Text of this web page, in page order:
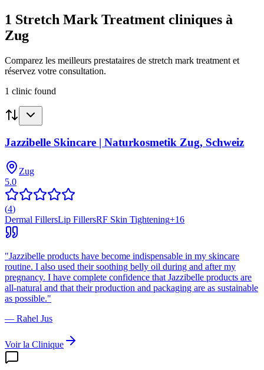
1 Stretch Mark Treatment cliniques à
Zug
Comparez les meilleurs prestataires de stretch mark treatment et
réservez votre consultation.
1 clinic found
Jazzibelle Skincare | Naturkosmetik Zug, Schweiz
Zug
5.0
(4)
Dermal FillersLip FillersRF Skin Tightening+16
"Jazzibelle products have become indispensable in my skincare
routine. I also used their soothing belly oil during and after my
pregnancy. I have complete confidence that Jazzibelle products are
all-natural and that their production and packaging are as sustainable
as possible."
— Rahel Jus
Voir la Clinique